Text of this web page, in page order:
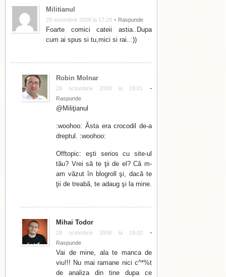
Militianul
28 octombrie 2008 la 17:29 - Raspunde
Foarte comici cateii astia..Dupa
cum ai spus si tu,mici si rai..:))
Robin Molnar
28 octombrie 2008 la 19:01-
Raspunde
@Miliţianul
:woohoo: Ăsta era crocodil de-a
dreptul. :woohoo:
Offtopic: eşti serios cu site-ul
tău? Vrei să te ţii de el? Că m-
am văzut în blogroll şi, dacă te
ţii de treabă, te adaug şi la mine.
Mihai Todor
28 octombrie 2008 la 19:02-
Raspunde
Vai de mine, ala te manca de
viu!!! Nu mai ramane nici c^*%t
de analiza din tine dupa ce